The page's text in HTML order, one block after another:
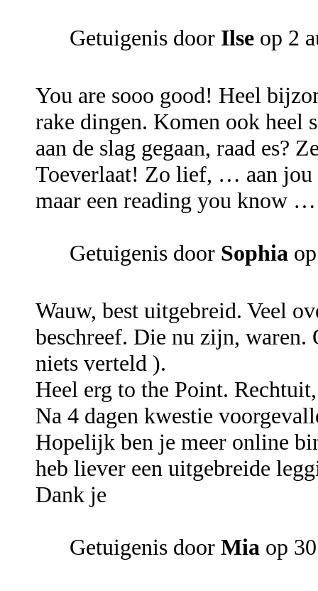
Getuigenis door Ilse op 2
You are sooo good! Heel
rake dingen. Komen ook heel
aan de slag gegaan, raad es?
Toeverlaat! Zo lief, … aan jou
maar een reading you know
Getuigenis door Sophia
Wauw, best uitgebreid. Veel
beschreef. Die nu zijn,
niets verteld ).
Heel erg to the Point.
Na 4 dagen kwestie
Hopelijk ben je meer online
heb liever een uitgebreide
Dank je
Getuigenis door Mia op